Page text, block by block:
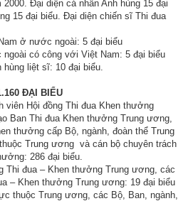
Đại diện cá nhân Anh hùng 15 đại
15 đại biểu. Đại diện chiến sĩ Thi đua
ở nước ngoài: 5 đại biểu
có công với Việt Nam: 5 đại biểu
hùng liệt sĩ: 10 đại biểu.
ĐẠI BIỂU
viên Hội đồng Thi đua Khen thưởng
Ban Thi đua Khen thưởng Trung ương,
thưởng cấp Bộ, ngành, đoàn thể Trung
Trung ương và cán bộ chuyên trách
286 đại biểu.
Thi đua – Khen thưởng Trung ương, các
– Khen thưởng Trung ương: 19 đại biểu
thuộc Trung ương, các Bộ, Ban, ngành,